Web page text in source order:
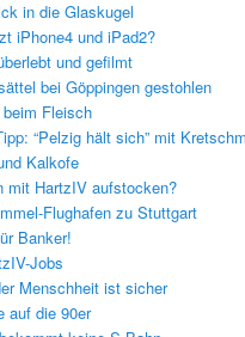
in die Glaskugel
iPhone4 und iPad2?
und gefilmt
bei Göppingen gestohlen
Fleisch
“Pelzig hält sich” mit
Kalkofe
mit HartzIV aufstocken?
Flughafen zu Stuttgart
Banker!
Jobs
Menschheit ist sicher
auf die 90er